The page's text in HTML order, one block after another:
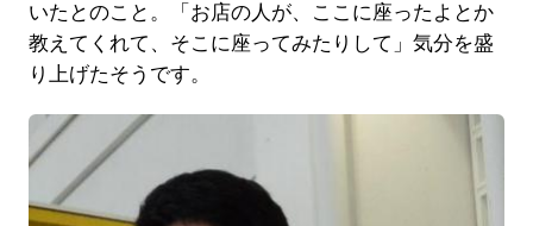
いたとのこと。「お店の人が、ここに座ったよとか
教えてくれて、そこに座ってみたりして」気分を盛
り上げたそうです。